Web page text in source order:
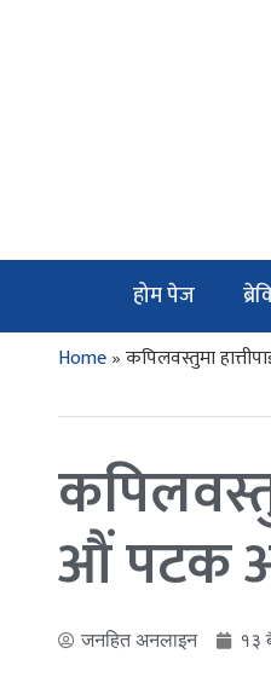
होम पेज
Home»कपिलवस्तुमा
औं पटक
जनहित अनलाइन १३